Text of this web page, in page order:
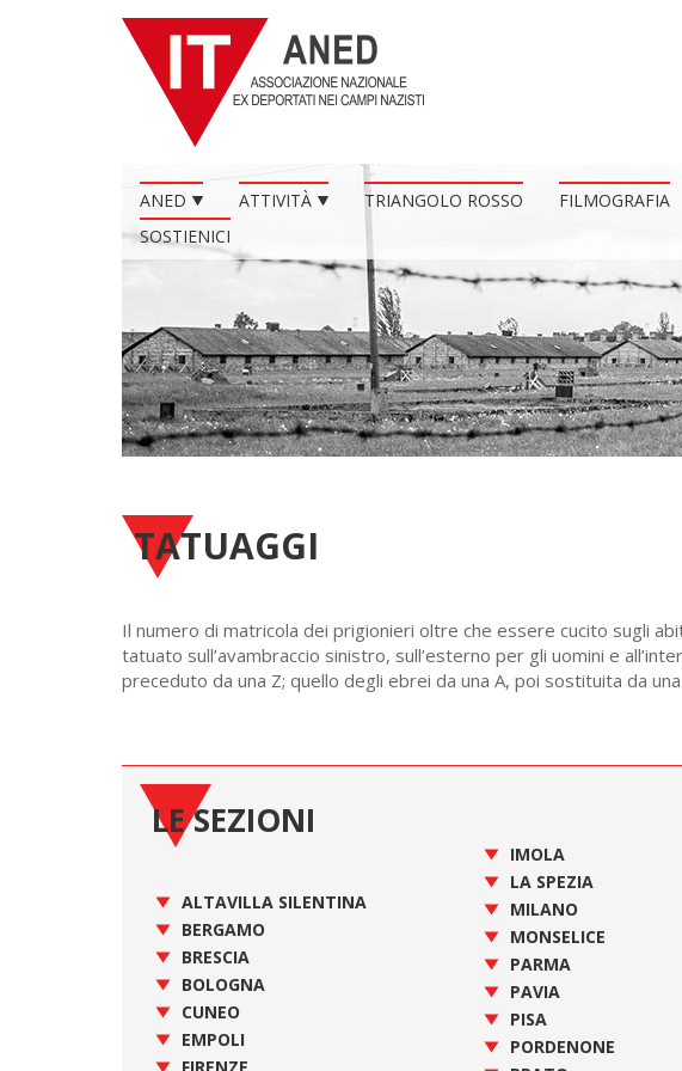
ANED ATTIVITÀ TRIANGOLO ROSSO FILMOGRAFIA
SOSTIENICI
TATUAGGI
Il numero di matricola dei prigionieri oltre che essere cucito sugli
tatuato sull’avambraccio sinistro, sull’esterno per gli uomini e
preceduto da una Z; quello degli ebrei da una A, poi sostituita da una
LE SEZIONI
ALTAVILLA SILENTINA
BERGAMO
BRESCIA
BOLOGNA
CUNEO
EMPOLI
IMOLA
LA SPEZIA
MILANO
MONSELICE
PARMA
PAVIA
PISA
PORDENONE